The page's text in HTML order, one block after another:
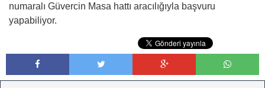
numaralı Güvercin Masa hattı aracılığıyla başvuru
yapabiliyor.